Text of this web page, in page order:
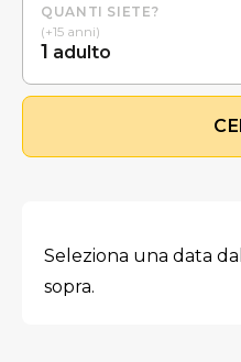
QUANTI SIETE?
(+15 anni)
1 adulto
Seleziona una data
sopra.